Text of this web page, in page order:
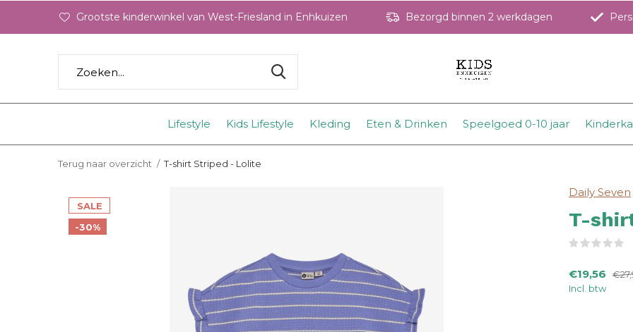
Lifestyle Kids Lifestyle Kleding Eten & Drinken Speelgoed 0-10 jaar
Grootste kinderwinkel van West-Friesland in Enhkuizen Bezorgd binnen 2 werkdagen
Terug naar overzicht T-shirt Striped - Lolite
SALE
-30%
Daily Seven
T-
€19,56
Incl. btw